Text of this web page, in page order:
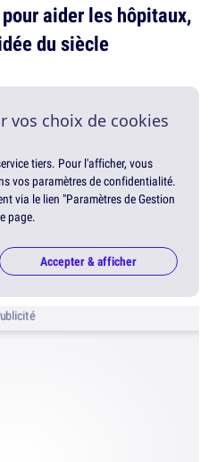
aider les hôpitaux,
du siècle
vos choix de cookies
tiers. Pour l'afficher, vous
vos paramètres de confidentialité.
via le lien "Paramètres de Gestion
page.
Accepter & afficher